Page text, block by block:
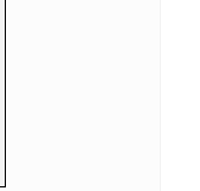
mesta za letnji